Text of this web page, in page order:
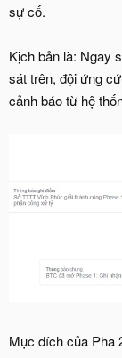
sự cố.
Kịch bản là: Ngay
sát trên, đội ứng
cảnh báo từ hệ
Mục đích của Pha